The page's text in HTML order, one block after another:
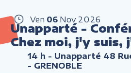
Ven 06 Nov 2026
Unapparté -
Chez moi, j'y suis,
14 h - Unapparté 48
- GRENOBLE